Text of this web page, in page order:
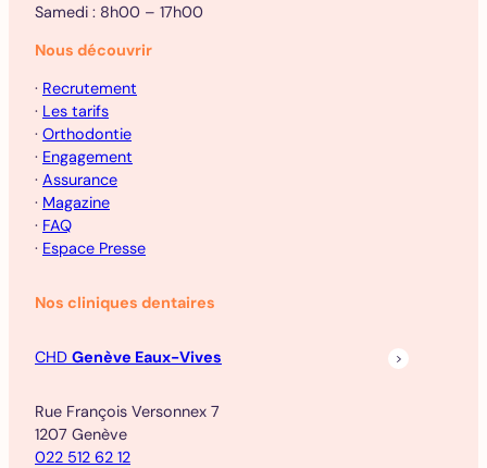
Samedi : 8h00 – 17h00
Nous découvrir
· Recrutement
· Les tarifs
· Orthodontie
· Engagement
· Assurance
· Magazine
· FAQ
· Espace Presse
Nos cliniques dentaires
CHD Genève Eaux-Vives
Rue François Versonnex 7
1207 Genève
022 512 62 12